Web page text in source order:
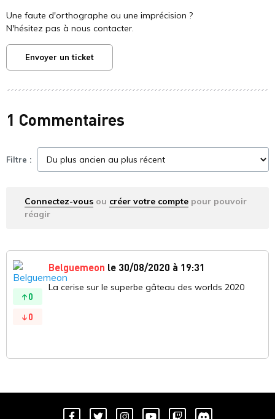
Une faute d'orthographe ou une imprécision ?
N'hésitez pas à nous contacter.
Envoyer un ticket
1 Commentaires
Filtre :
Connectez-vous ou créer votre compte pour pouvoir
réagir
0
0
Belguemeon le 30/08/2020 à 19:31
La cerise sur le superbe gâteau des worlds 2020